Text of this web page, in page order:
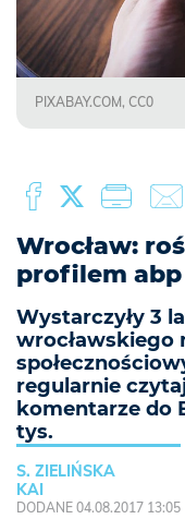
PIXABAY.COM, CC0
Wrocław:
profilem
Wystarczyły 3
wrocławskiego
regularnie
komentarze do
tys.
S. ZIELIŃSKA
KAI
DODANE 04.08.2017 13:05